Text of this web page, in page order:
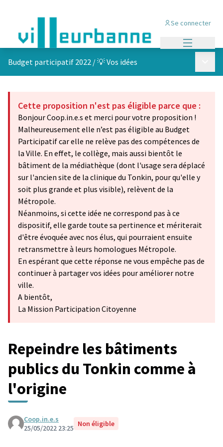
Se connecter
Budget participatif 2022 /💡 Vos idées
Cette proposition n'est pas éligible parce que :
Bonjour Coop.in.e.s et merci pour votre proposition !
Malheureusement elle n’est pas éligible au Budget
Participatif car elle ne relève pas des compétences de
la Ville. En effet, le collège, mais aussi bientôt le
bâtiment de la médiathèque (dont l'usage sera déplacé
sur l'ancien site de la clinique du Tonkin, pour qu'elle y
soit plus grande et plus visible), relèvent de la
Métropole.
Néanmoins, si cette idée ne correspond pas à ce
dispositif, elle garde toute sa pertinence et mériterait
d'être évoquée avec nos élus, qui pourraient ensuite
retransmettre à leurs homologues Métropole.
En espérant que cette réponse ne vous empêche pas de
continuer à partager vos idées pour améliorer notre
ville.
A bientôt,
La Mission Participation Citoyenne
Repeindre les bâtiments
publics du Tonkin comme à
l'origine
Coop.in.e.s
25/05/2022 23:25 Non éligible